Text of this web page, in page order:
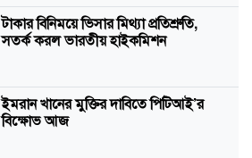
টাকার বিনিময়ে ভিসার মিথ্যা প্রতিশ্রুতি,
সতর্ক করল ভারতীয় হাইকমিশন
ইমরান খানের মুক্তির দাবিতে পিটিআই’র
বিক্ষোভ আজ